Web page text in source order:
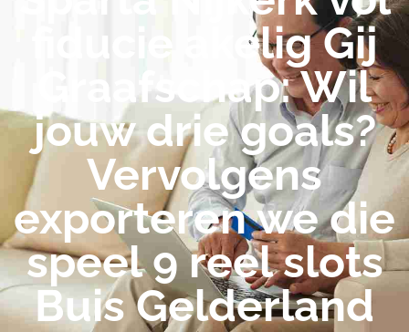
fiducie akelig Gij
Graafschap: Wil
jouw drie goals?
Vervolgens
exporteren we die
speel 9 reel slots
Buis Gelderland